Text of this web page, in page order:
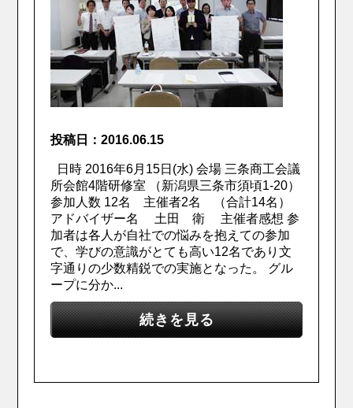
投稿日：2016.06.15
日時 2016年6月15日(水) 会場 三条商工会議
所会館4階研修室 （新潟県三条市須頃1-20）
参加人数 12名 主催者2名 （合計14名）
アドバイザー名 土田 衛 主催者感想 参
加者は各人が自社での悩みを抱えての参加
で、学びの意識がとても高い12名であり文
字通りの少数精鋭での実施となった。 グル
ープに分か...
続きを見る